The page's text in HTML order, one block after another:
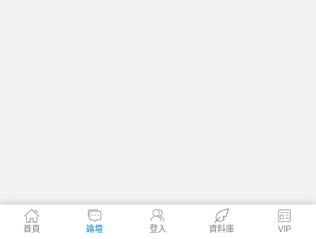
首頁 論壇 登入 資料庫 VIP